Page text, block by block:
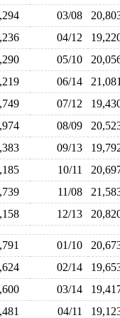
03/08
04/12
05/10
06/14
07/12
08/09
09/13
10/11
11/08
12/13
01/10
02/14
03/14
04/11